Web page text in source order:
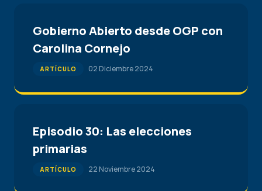
Gobierno Abierto desde OGP con
Carolina Cornejo
ARTÍCULO 02 Diciembre 2024
Episodio 30: Las elecciones
primarias
ARTÍCULO 22 Noviembre 2024